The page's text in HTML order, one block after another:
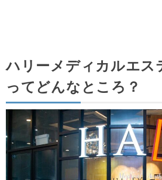
ハリーメディカルエス
ってどんなところ？